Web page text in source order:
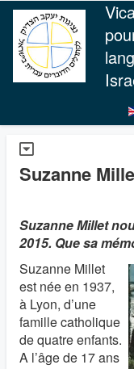
Suzanne
Suzanne Millet
2015. Que sa
Suzanne Millet
est née en 1937,
à Lyon, d’une
famille catholique
de quatre enfants.
A l’âge de 17 ans